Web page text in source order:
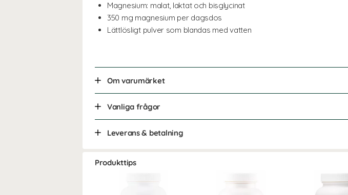
Magnesium: malat, laktat och bisglycinat
350 mg magnesium per dagsdos
Lättlösligt pulver som blandas med vatten
Om varumärket
Vanliga frågor
Leverans & betalning
Produkttips